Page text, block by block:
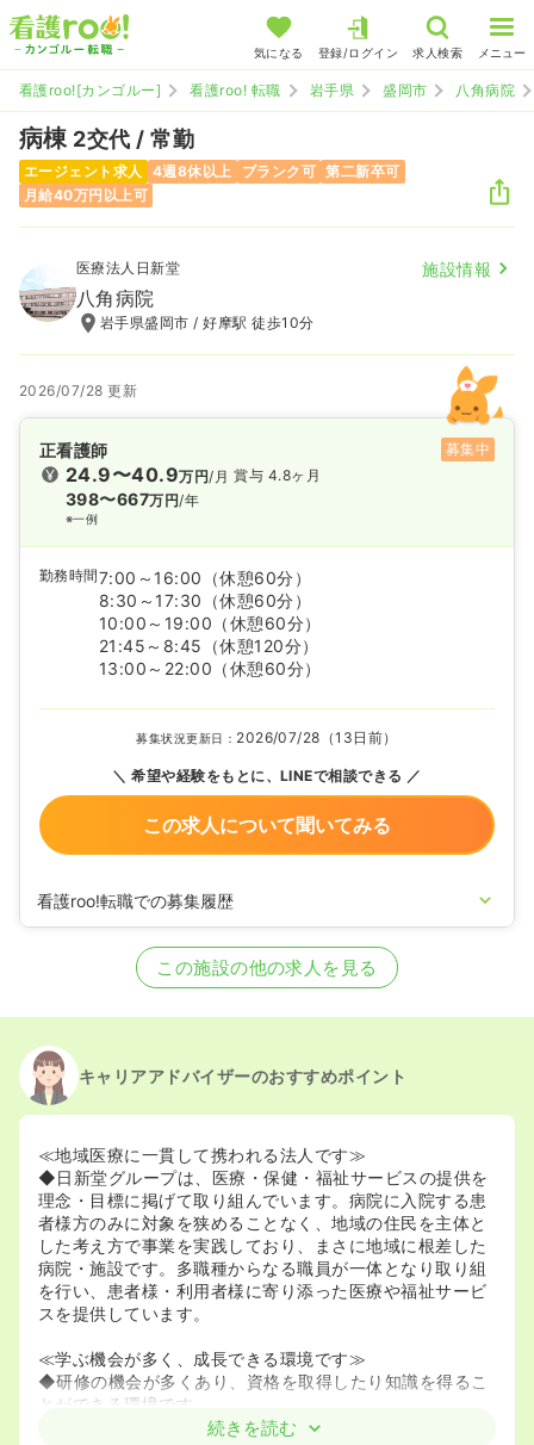
気になる 登録/ログイン 求人検索 メニュー
看護roo![カンゴルー] 看護roo! 転職 岩手県 盛岡市 八角病院
病棟 2交代 / 常勤
エージェント求人 4週8休以上 ブランク可 第二新卒可
月給40万円以上可
医療法人日新堂 施設情報
八角病院
岩手県盛岡市 / 好摩駅 徒歩10分
2026/07/28 更新
正看護師 募集中
24.9〜40.9万円/月
398〜667万円/年
※一例
賞与 4.8ヶ月
勤務時間7:00～16:00
（休憩60分）
8:30～17:30
（休憩60分）
10:00～19:00 （休憩60分）
21:45～8:45
（休憩120分）
13:00～22:00 （休憩60分）
募集状況更新日： 2026/07/28（13日前）
希望や経験をもとに、LINEで相談できる
この求人について聞いてみる
看護roo!転職での募集履歴
正看護師の募集を休止
正看護師の募集を開始
2024/12/20正看護師の募集を開始
2024/04/02
2023/11/20 正看護師の募集を休止
2023/05/22
2022/09/26正看護師の募集を休止
この施設の他の求人を見る
キャリアアドバイザーのおすすめポイント
≪地域医療に一貫して携われる法人です≫
◆日新堂グループは、医療・保健・福祉サービスの提供を
理念・目標に掲げて取り組んでいます。病院に入院する患
者様方のみに対象を狭めることなく、地域の住民を主体と
した考え方で事業を実践しており、まさに地域に根差した
病院・施設です。多職種からなる職員が一体となり取り組
を行い、患者様・利用者様に寄り添った医療や福祉サービ
スを提供しています。
≪学ぶ機会が多く、成長できる環境です≫
◆研修の機会が多くあり、資格を取得したり知識を得るこ
とができる環境です。
◆特に認知症について専門的に学ぶ機会があり、認知症の
続きを読む